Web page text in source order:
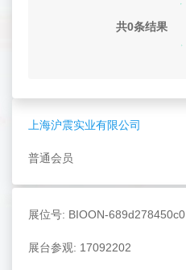
上海沪震实业有限公司
普通会员
展位号: BIOON-689d278450c0
展台参观: 17092202
共0条结果